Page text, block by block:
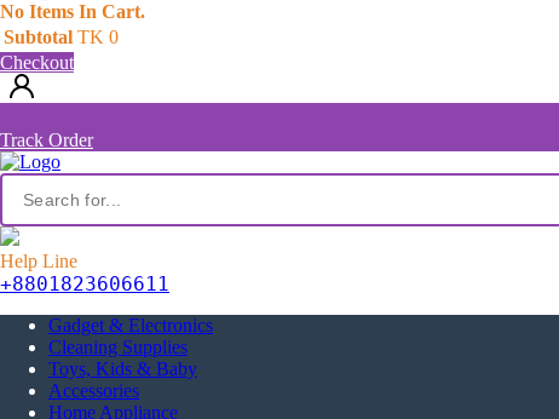
No Items In Cart.
Subtotal TK 0
Checkout
Track Order
Help Line
+8801823606611
Gadget & Electronics
Cleaning Supplies
Toys, Kids & Baby
Accessories
Home Appliance